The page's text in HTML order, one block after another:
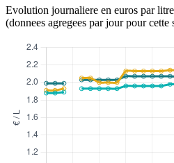
Evolution journaliere en euros par
(donnees agregees par jour pour cette